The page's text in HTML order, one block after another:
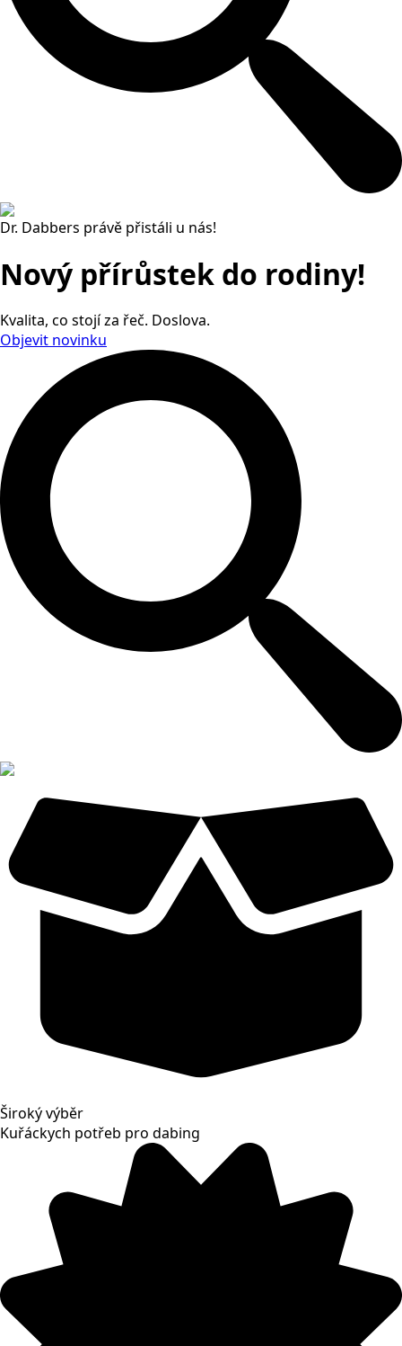
Dr. Dabbers právě přistáli u nás!
Nový přírůstek do rodiny!
Kvalita, co stojí za řeč. Doslova.
Objevit novinku
Široký výběr
Kuřáckych potřeb pro dabing